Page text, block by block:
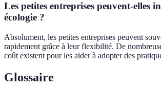
Les petites entreprises peuvent-elles
écologie ?
Absolument, les petites entreprises peuvent
rapidement grâce à leur flexibilité. De
coût existent pour les aider à adopter des
Glossaire